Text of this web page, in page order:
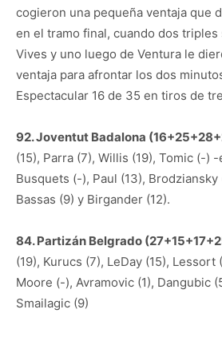
cogieron una pequeña ventaja que
en el tramo final, cuando dos triples
Vives y uno luego de Ventura le
ventaja para afrontar los dos
Espectacular 16 de 35 en tiros de
92. Joventut Badalona
(15), Parra (7), Willis (19), Tomic (-)
Busquets (-), Paul (13),
Bassas (9) y Birgander (12).
84. Partizán Belgrado
(19), Kurucs (7), LeDay (15),
Moore (-), Avramovic (1), Dangubic
Smailagic (9)